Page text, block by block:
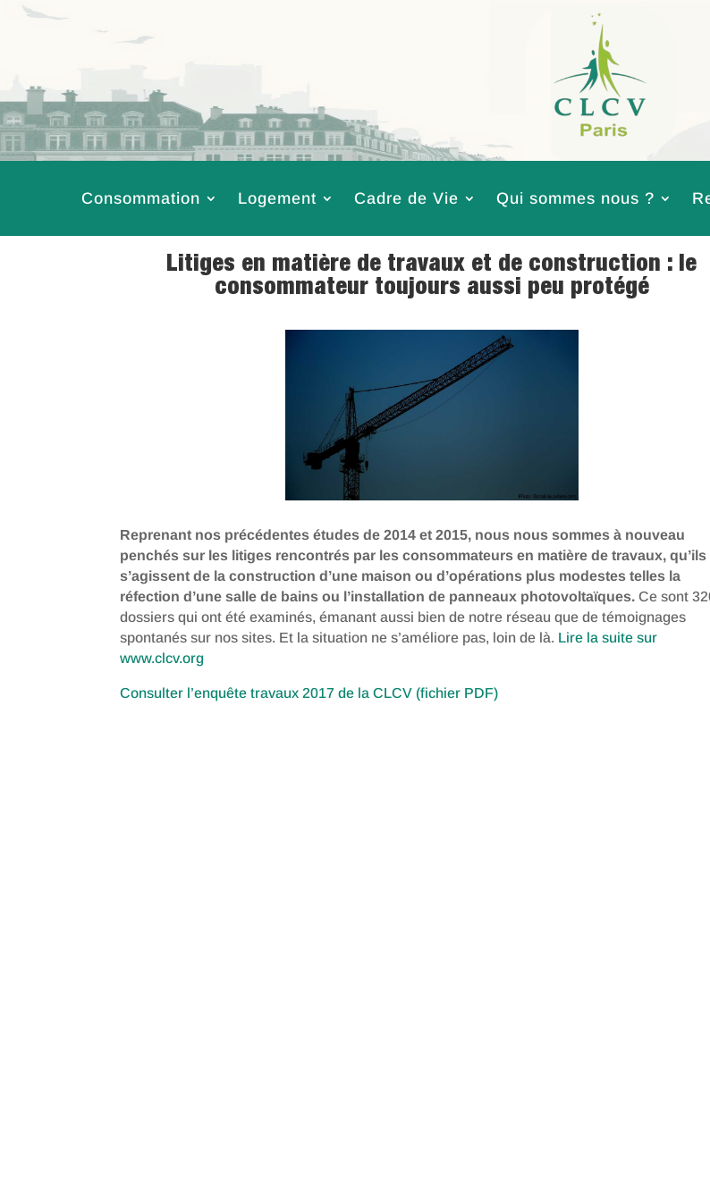
Consommation Logement Cadre de Vie Qui sommes nous ?
Litiges en matière de travaux et de construction : le
consommateur toujours aussi peu protégé
Reprenant nos précédentes études de 2014 et 2015, nous nous sommes à nouveau
penchés sur les litiges rencontrés par les consommateurs en matière de travaux, qu’ils
s’agissent de la construction d’une maison ou d’opérations plus modestes telles la
réfection d’une salle de bains ou l’installation de panneaux photovoltaïques. Ce sont
dossiers qui ont été examinés, émanant aussi bien de notre réseau que de témoignages
spontanés sur nos sites. Et la situation ne s’améliore pas, loin de là. Lire la suite sur
www.clcv.org
Consulter l’enquête travaux 2017 de la CLCV (fichier PDF)